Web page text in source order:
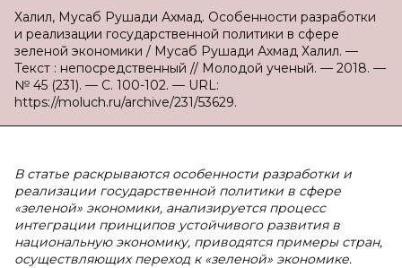
Халил, Мусаб Рушади Ахмад. Особенности разработки
и реализации государственной политики в сфере
зеленой экономики / Мусаб Рушади Ахмад Халил. —
Текст : непосредственный // Молодой ученый. — 2018. —
№ 45 (231). — С. 100-102. — URL:
https://moluch.ru/archive/231/53629.
В статье раскрываются особенности разработки и
реализации государственной политики в сфере
«зеленой» экономики, анализируется процесс
интеграции принципов устойчивого развития в
национальную экономику, приводятся примеры стран,
осуществляющих переход к «зеленой» экономике.